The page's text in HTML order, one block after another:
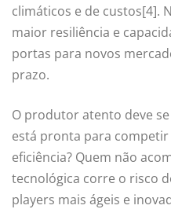
climáticos e de custos[4].
maior resiliência e
portas para novos
prazo.
O produtor atento deve
está pronta para
eficiência? Quem não
tecnológica corre o risco
players mais ágeis e